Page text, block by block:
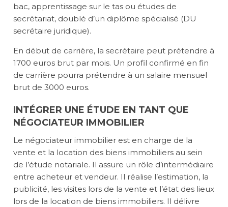
bac, apprentissage sur le tas ou études de
secrétariat, doublé d’un diplôme spécialisé (DU
secrétaire juridique).
En début de carrière, la secrétaire peut prétendre à
1700 euros brut par mois. Un profil confirmé en fin
de carrière pourra prétendre à un salaire mensuel
brut de 3000 euros.
INTÉGRER UNE ÉTUDE EN TANT QUE
NÉGOCIATEUR IMMOBILIER
Le négociateur immobilier est en charge de la
vente et la location des biens immobiliers au sein
de l’étude notariale. Il assure un rôle d’intermédiaire
entre acheteur et vendeur. Il réalise l’estimation, la
publicité, les visites lors de la vente et l’état des lieux
lors de la location de biens immobiliers. Il délivre